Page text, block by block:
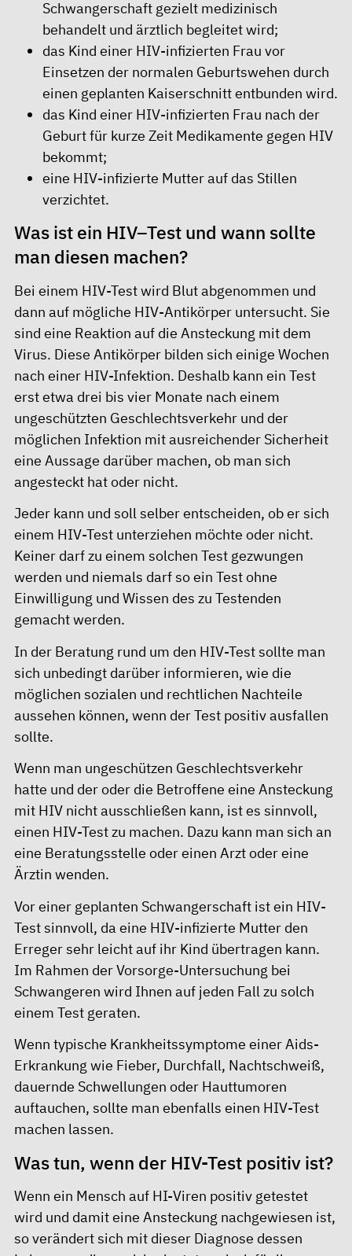
Schwangerschaft gezielt medizinisch
behandelt und ärztlich begleitet wird;
das Kind einer HIV-infizierten Frau vor
Einsetzen der normalen Geburtswehen durch
einen geplanten Kaiserschnitt entbunden wird.
das Kind einer HIV-infizierten Frau nach der
Geburt für kurze Zeit Medikamente gegen HIV
bekommt;
eine HIV-infizierte Mutter auf das Stillen
verzichtet.
Was ist ein HIV–Test und wann sollte
man diesen machen?
Bei einem HIV-Test wird Blut abgenommen und
dann auf mögliche HIV-Antikörper untersucht. Sie
sind eine Reaktion auf die Ansteckung mit dem
Virus. Diese Antikörper bilden sich einige Wochen
nach einer HIV-Infektion. Deshalb kann ein Test
erst etwa drei bis vier Monate nach einem
ungeschützten Geschlechtsverkehr und der
möglichen Infektion mit ausreichender Sicherheit
eine Aussage darüber machen, ob man sich
angesteckt hat oder nicht.
Jeder kann und soll selber entscheiden, ob er sich
einem HIV-Test unterziehen möchte oder nicht.
Keiner darf zu einem solchen Test gezwungen
werden und niemals darf so ein Test ohne
Einwilligung und Wissen des zu Testenden
gemacht werden.
In der Beratung rund um den HIV-Test sollte man
sich unbedingt darüber informieren, wie die
möglichen sozialen und rechtlichen Nachteile
aussehen können, wenn der Test positiv ausfallen
sollte.
Wenn man ungeschützen Geschlechtsverkehr
hatte und der oder die Betroffene eine Ansteckung
mit HIV nicht ausschließen kann, ist es sinnvoll,
einen HIV-Test zu machen. Dazu kann man sich an
eine Beratungsstelle oder einen Arzt oder eine
Ärztin wenden.
Vor einer geplanten Schwangerschaft ist ein HIV-
Test sinnvoll, da eine HIV-infizierte Mutter den
Erreger sehr leicht auf ihr Kind übertragen kann.
Im Rahmen der Vorsorge-Untersuchung bei
Schwangeren wird Ihnen auf jeden Fall zu solch
einem Test geraten.
Wenn typische Krankheitssymptome einer Aids-
Erkrankung wie Fieber, Durchfall, Nachtschweiß,
dauernde Schwellungen oder Hauttumoren
auftauchen, sollte man ebenfalls einen HIV-Test
machen lassen.
Was tun, wenn der HIV-Test positiv ist?
Wenn ein Mensch auf HI-Viren positiv getestet
wird und damit eine Ansteckung nachgewiesen ist,
so verändert sich mit dieser Diagnose dessen